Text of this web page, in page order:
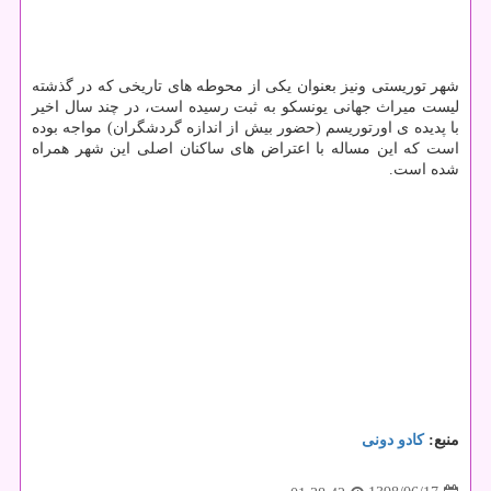
شهر توریستی ونیز بعنوان یكی از محوطه های تاریخی كه در گذشته
لیست میراث جهانی یونسكو به ثبت رسیده است، در چند سال اخیر
با پدیده ی اورتوریسم (حضور بیش از اندازه گردشگران) مواجه بوده
است كه این مساله با اعتراض های ساكنان اصلی این شهر همراه
شده است.
منبع:كادو دونی